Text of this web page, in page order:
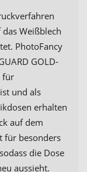
Weißblech
PhotoFancy
GOLD-
für
und als
erhalten
auf dem
für besonders
die Dose
aussieht.